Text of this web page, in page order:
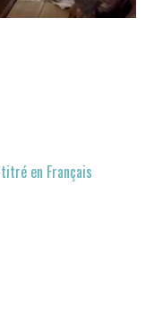
en Français